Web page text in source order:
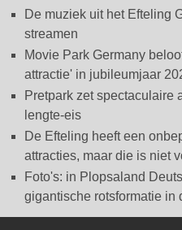
De muziek uit het Efteling
streamen
Movie Park Germany
attractie' in jubileumjaar
Pretpark zet spectaculaire
lengte-eis
De Efteling heeft een
attracties, maar die is niet
Foto's: in Plopsaland
gigantische rotsformatie in